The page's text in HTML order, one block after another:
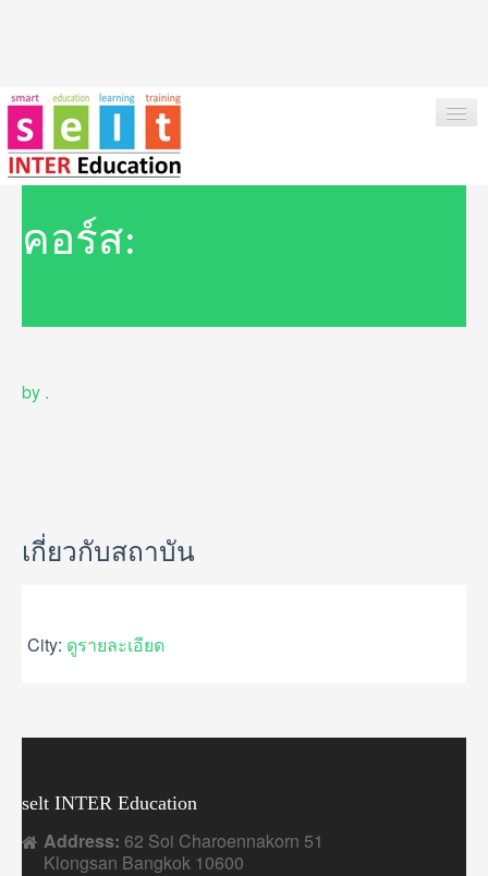
คอร์ส:
by .
เกี่ยวกับสถาบัน
City: ดูรายละเอียด
selt INTER Education
Address: 62 Soi Charoennakorn 51
Klongsan Bangkok 10600